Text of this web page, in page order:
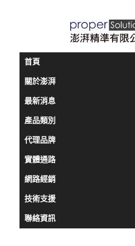
首頁
關於澎湃
最新消息
產品類別
代理品牌
實體通路
網路經銷
技術支援
聯絡資訊